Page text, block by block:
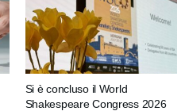
Si è concluso il World
Shakespeare Congress 2026